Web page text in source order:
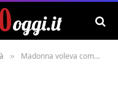
» Madonna voleva comprare una masseria a Fasano